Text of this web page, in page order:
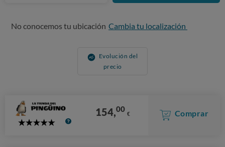
No conocemos tu ubicación Cambia tu localización
Evolución del
precio
5
154,00 € Comprar